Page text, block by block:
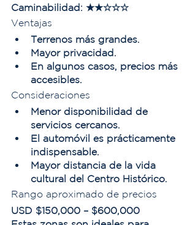
Caminabilidad: ★★☆☆☆
Ventajas
Terrenos más grandes.
Mayor privacidad.
En algunos casos, precios más
accesibles.
Consideraciones
Menor disponibilidad de
servicios cercanos.
El automóvil es prácticamente
indispensable.
Mayor distancia de la vida
cultural del Centro Histórico.
Rango aproximado de precios
USD $150,000 – $600,000